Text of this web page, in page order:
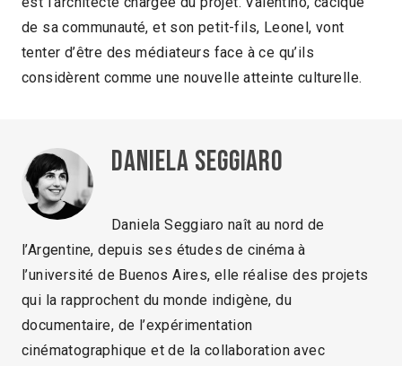
de sa communauté, et son petit-fils, Leonel, vont
tenter d’être des médiateurs face à ce qu’ils
considèrent comme une nouvelle atteinte culturelle.
Daniela Seggiaro
Daniela Seggiaro naît au nord de
l’Argentine, depuis ses études de cinéma à
l’université de Buenos Aires, elle réalise des projets
qui la rapprochent du monde indigène, du
documentaire, de l’expérimentation
cinématographique et de la collaboration avec